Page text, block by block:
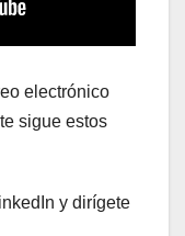
electrónico
sigue estos
y dirígete